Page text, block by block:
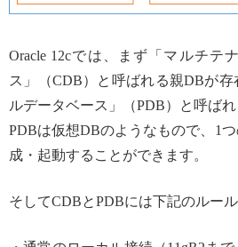
Oracle 12cでは、まず「マルチテ
ス」（CDB）と呼ばれる親DBが
ルデータベース」（PDB）と呼ば
PDBは仮想DBのようなもので、1
成・起動することができます。
そしてCDBとPDBには下記のルール